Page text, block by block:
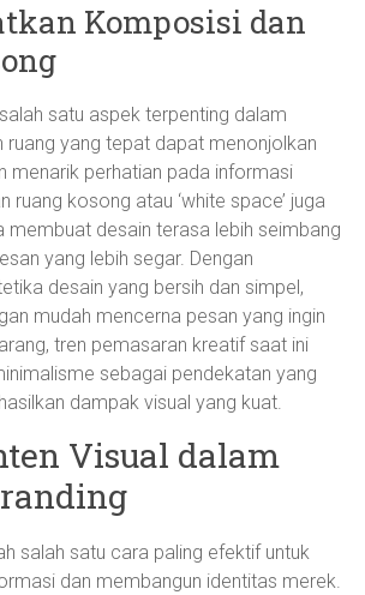
Komposisi dan
satu aspek terpenting dalam
ruang yang tepat dapat menonjolkan
menarik perhatian pada informasi
ruang kosong atau ‘white space’ juga
membuat desain terasa lebih seimbang
yang lebih segar. Dengan
desain yang bersih dan simpel,
mudah mencerna pesan yang ingin
tren pemasaran kreatif saat ini
sebagai pendekatan yang
dampak visual yang kuat.
Visual dalam
salah satu cara paling efektif untuk
dan membangun identitas merek.